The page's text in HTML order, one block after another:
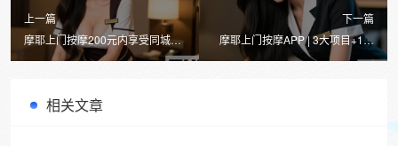
上一篇
摩耶上门按摩200元内享受同城
SPA，足疗推拿一键预约
下一篇
摩耶上门按摩APP | 3大项目+1个
真相！同城SPA不脱光的秘密全公
相关文章